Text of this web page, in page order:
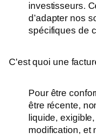
investisseurs.
d’adapter nos
spécifiques de
C'est quoi une
Pour être
être récente,
liquide,
modification, et